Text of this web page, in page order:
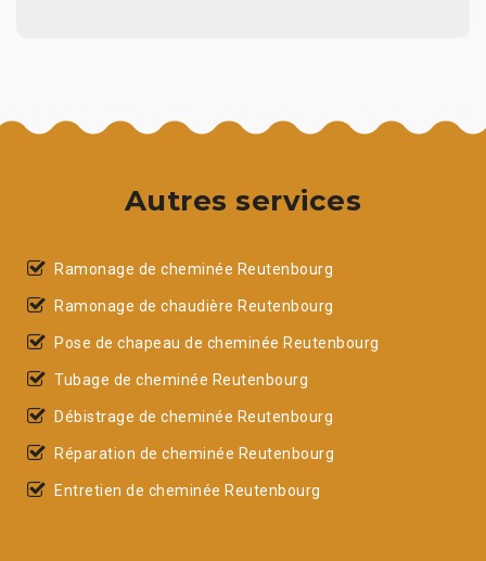
Autres services
Ramonage de cheminée Reutenbourg
Ramonage de chaudière Reutenbourg
Pose de chapeau de cheminée Reutenbourg
Tubage de cheminée Reutenbourg
Débistrage de cheminée Reutenbourg
Réparation de cheminée Reutenbourg
Entretien de cheminée Reutenbourg